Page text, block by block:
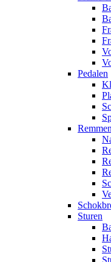
Pedalen
Sturen